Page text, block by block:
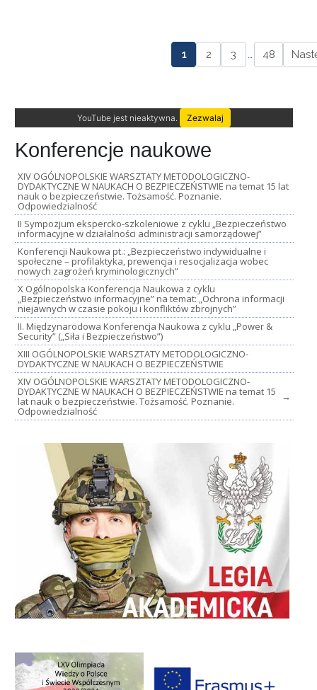
1 2 3 … 48
YouTube jest nieaktywna. Zezwalaj
Konferencje naukowe
XIV OGÓLNOPOLSKIE WARSZTATY METODOLOGICZNO-
DYDAKTYCZNE W NAUKACH O BEZPIECZEŃSTWIE na temat 15 lat
nauk o bezpieczeństwie. Tożsamość. Poznanie.
Odpowiedzialność
II Sympozjum ekspercko-szkoleniowe z cyklu „Bezpieczeństwo
informacyjne w działalności administracji samorządowej”
Konferencji Naukowa pt.: „Bezpieczeństwo indywidualne i
społeczne – profilaktyka, prewencja i resocjalizacja wobec
nowych zagrożeń kryminologicznych”
X Ogólnopolska Konferencja Naukowa z cyklu
„Bezpieczeństwo informacyjne” na temat: „Ochrona informacji
niejawnych w czasie pokoju i konfliktów zbrojnych”
II. Międzynarodowa Konferencja Naukowa z cyklu „Power &
Security” („Siła i Bezpieczeństwo”)
XIII OGÓLNOPOLSKIE WARSZTATY METODOLOGICZNO-
DYDAKTYCZNE W NAUKACH O BEZPIECZEŃSTWIE
XIV OGÓLNOPOLSKIE WARSZTATY METODOLOGICZNO-
DYDAKTYCZNE W NAUKACH O BEZPIECZEŃSTWIE na temat 15
lat nauk o bezpieczeństwie. Tożsamość. Poznanie.
Odpowiedzialność
→